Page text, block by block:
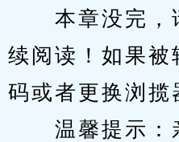
本章没完，
续阅读！如果被
码或者更换浏揽
温馨提示：